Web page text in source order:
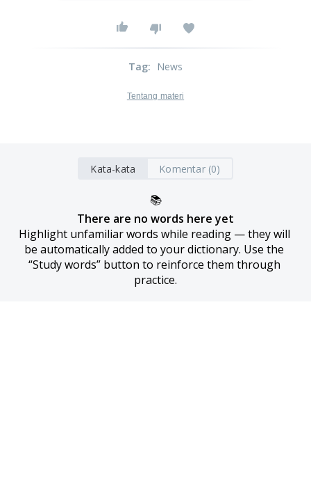
Tag: News
Tentang materi
Kata-kata Komentar (0)
📚
There are no words here yet
Highlight unfamiliar words while reading — they will
be automatically added to your dictionary. Use the
“Study words” button to reinforce them through
practice.